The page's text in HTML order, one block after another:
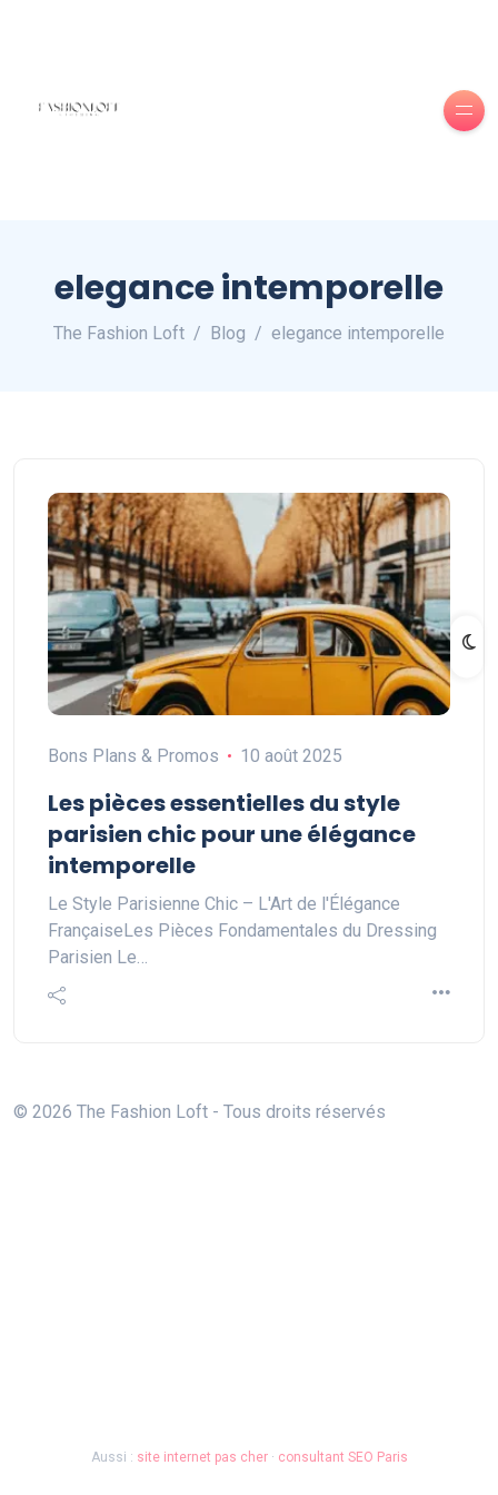
elegance intemporelle
The Fashion Loft Blog elegance intemporelle
Bons Plans & Promos 10 août 2025
Les pièces essentielles du style
parisien chic pour une élégance
intemporelle
Le Style Parisienne Chic – L'Art de l'Élégance
FrançaiseLes Pièces Fondamentales du Dressing
Parisien Le…
© 2026 The Fashion Loft - Tous droits réservés
Aussi : site internet pas cher· consultant SEO Paris